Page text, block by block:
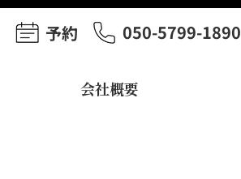
会社概要
予約 050-5799-1890